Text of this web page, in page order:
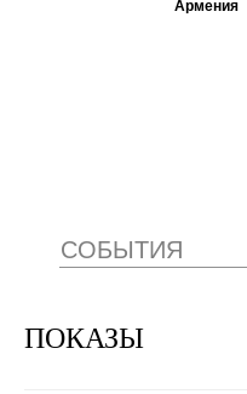
Армения
СОБЫТИЯ
ПОКАЗЫ